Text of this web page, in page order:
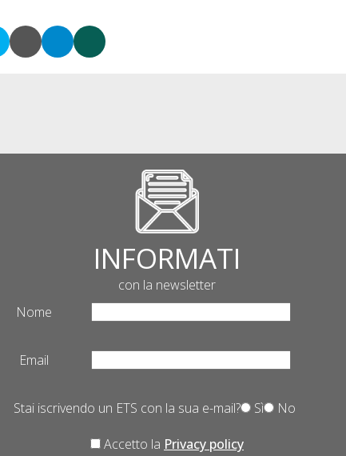
del Mondo”
INFORMATI
con la newsletter
Nome
Email
Stai iscrivendo un ETS con la sua e-mail? Sì No
Accetto la Privacy policy